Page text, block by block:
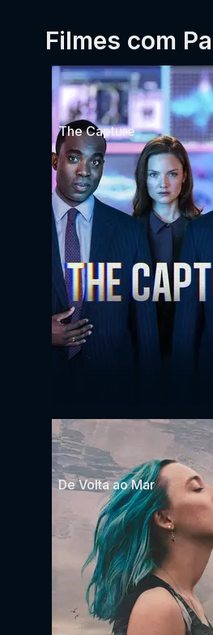
Filmes com
The Capture
De Volta ao Mar